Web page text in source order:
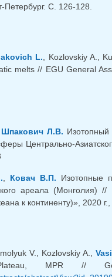
С. 126-128.
L. , Kozlovskiy A.,
melts // EGU General
Шпакович Л.В.
Центрально-
, Ковач В.П. Изотопные
ареала (Монголия)
к континенту)»,
V., Kozlovskiy A.,
MPR //